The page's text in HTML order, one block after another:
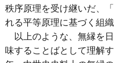
秩序原理を受け継いだ、
れる平等原理に基づく組織
以上のような、無縁を
味することばとして理解